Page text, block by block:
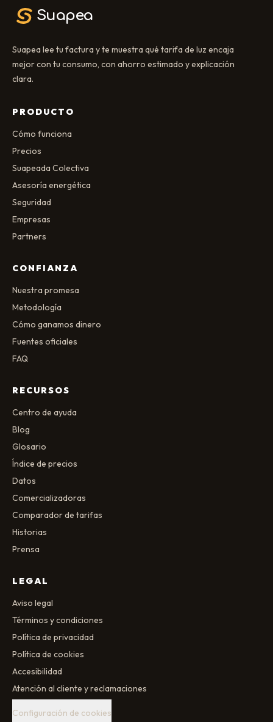
Suapea
Suapea lee tu factura y te muestra qué tarifa de luz encaja
mejor con tu consumo, con ahorro estimado y explicación
clara.
PRODUCTO
Cómo funciona
Precios
Suapeada Colectiva
Asesoría energética
Seguridad
Empresas
Partners
CONFIANZA
Nuestra promesa
Metodología
Cómo ganamos dinero
Fuentes oficiales
FAQ
RECURSOS
Centro de ayuda
Blog
Glosario
Índice de precios
Datos
Comercializadoras
Comparador de tarifas
Historias
Prensa
LEGAL
Aviso legal
Términos y condiciones
Política de privacidad
Política de cookies
Accesibilidad
Atención al cliente y reclamaciones
Configuración de cookies